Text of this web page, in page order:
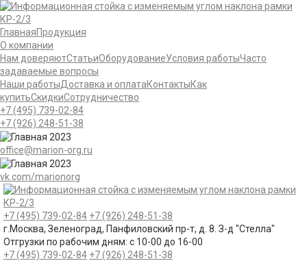
ГлавнаяПродукция
О компании
Нам доверяютСтатьиОборудованиеУсловия работыЧасто
задаваемые вопросы
Наши работыДоставка и оплатаКонтактыКак
купитьСкидкиСотрудничество
+7 (495) 739-02-84
+7 (926) 248-51-38
office@marion-org.ru
vk.com/marionorg
+7 (495) 739-02-84 +7 (926) 248-51-38
г.Москва, Зеленоград, Панфиловский пр-т, д. 8. З-д "Стелла"
Отгрузки по рабочим дням: с 10-00 до 16-00
+7 (495) 739-02-84 +7 (926) 248-51-38